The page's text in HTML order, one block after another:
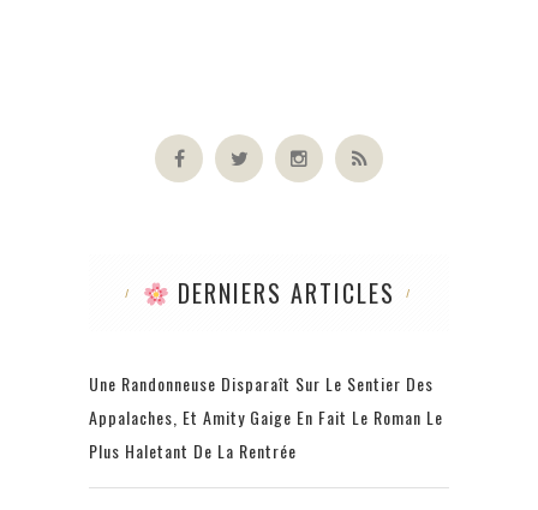
DERNIERS ARTICLES
Une Randonneuse Disparaît Sur Le Sentier Des
Appalaches, Et Amity Gaige En Fait Le Roman Le
Plus Haletant De La Rentrée